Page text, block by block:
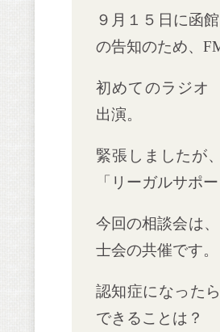
９月１５日に函
の告知のため、
初めてのラジオ
出演。
緊張しましたが
「リーガルサポ
今回の相談会は
士会の共催です。
認知症になった
できることは？